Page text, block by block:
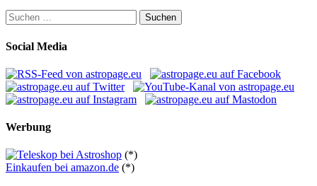
Suchen
nach:
Social Media
Werbung
(*)
Einkaufen bei amazon.de (*)